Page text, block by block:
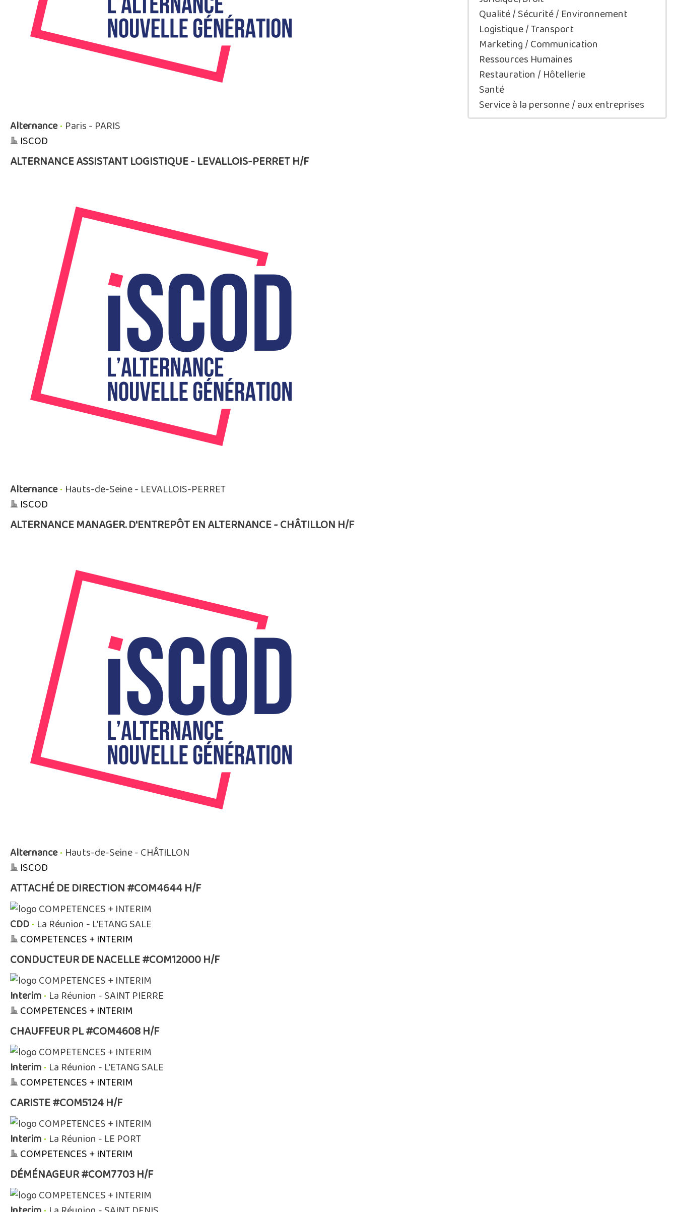
Alternance• Paris - PARIS
ISCOD
ALTERNANCE ASSISTANT LOGISTIQUE - LEVALLOIS-PERRET H/F
Alternance• Hauts-de-Seine - LEVALLOIS-PERRET
ISCOD
ALTERNANCE MANAGER. D'ENTREPÔT EN ALTERNANCE - CHÂTILLON H/F
Alternance• Hauts-de-Seine - CHÂTILLON
ISCOD
ATTACHÉ DE DIRECTION #COM4644 H/F
CDD• La Réunion - L'ETANG SALE
COMPETENCES + INTERIM
CONDUCTEUR DE NACELLE #COM12000 H/F
Interim• La Réunion - SAINT PIERRE
COMPETENCES + INTERIM
CHAUFFEUR PL #COM4608 H/F
Interim• La Réunion - L'ETANG SALE
COMPETENCES + INTERIM
CARISTE #COM5124 H/F
Interim• La Réunion - LE PORT
COMPETENCES + INTERIM
DÉMÉNAGEUR #COM7703 H/F
Qualité / Sécurité / Environnement
Logistique / Transport
Marketing / Communication
Ressources Humaines
Restauration / Hôtellerie
Santé
Service à la personne / aux entreprises